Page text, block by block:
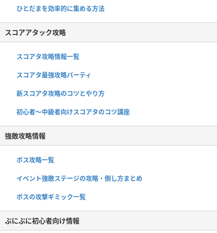
ひとだまを効率的に集める方法
スコアアタック攻略
スコアタ攻略情報一覧
スコアタ最強攻略パーティ
新スコアタ攻略のコツとやり方
初心者〜中級者向けスコアタのコツ講座
強敵攻略情報
ボス攻略一覧
イベント強敵ステージの攻略・倒し方まとめ
ボスの攻撃ギミック一覧
ぷにぷに初心者向け情報